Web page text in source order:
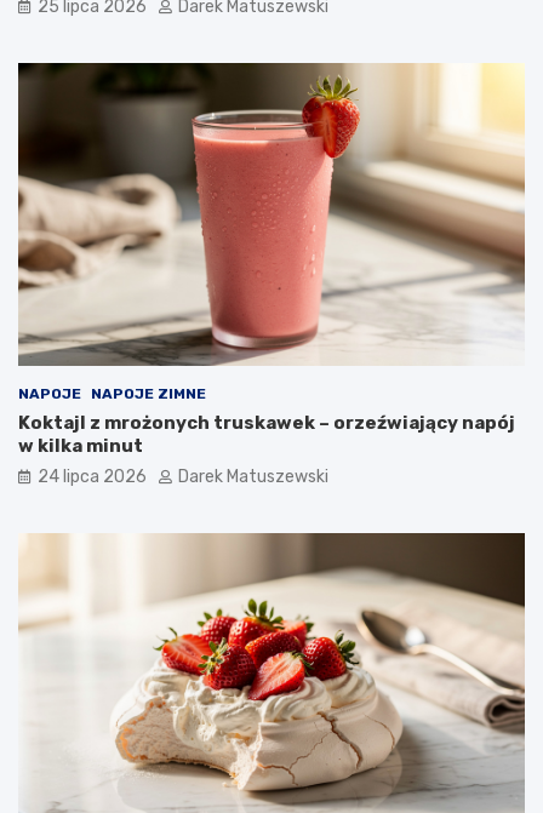
25 lipca 2026 Darek Matuszewski
NAPOJE NAPOJE ZIMNE
Koktajl z mrożonych truskawek – orzeźwiający napój
w kilka minut
24 lipca 2026 Darek Matuszewski